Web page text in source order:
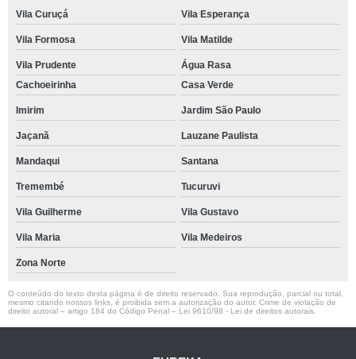
Vila Curuçá Vila Esperança
Vila Formosa Vila Matilde
Vila Prudente
Água Rasa
Cachoeirinha
Casa Verde
Imirim Jardim São Paulo
Jaçanã Lauzane Paulista
Mandaqui Santana
Tremembé Tucuruvi
Vila Guilherme Vila Gustavo
Vila Maria Vila Medeiros
Zona Norte
O conteúdo do texto desta página é de direito reservado. Sua reprodução, parcial ou total,
mesmo citando nossos links, é proibida sem a autorização do autor. Crime de violação de
direito autoral – artigo 184 do Código Penal – Lei 9610/98 - Lei de direitos autorais